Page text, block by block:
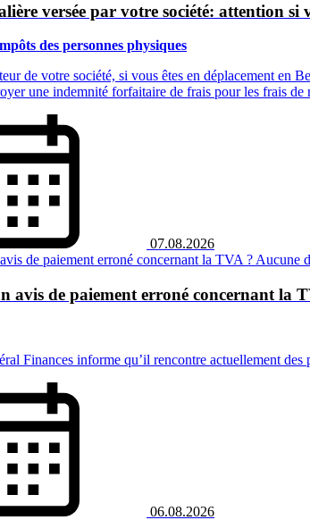
versée par votre société: attention
des personnes physiques
de votre société, si vous êtes en déplacement en
une indemnité forfaitaire de frais pour les frais
07.08.2026
avis de paiement erroné concernant la
Finances informe qu’il rencontre actuellement
06.08.2026